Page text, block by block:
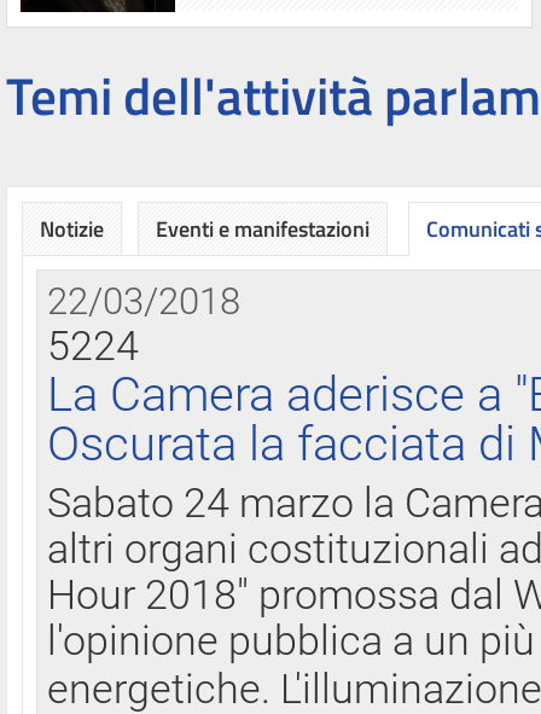
Temi dell'attività
Notizie Eventi e manifestazioni Comunicati
22/03/2018
5224
La Camera aderisce a
Oscurata la facciata di
Sabato 24 marzo la
altri organi costituzionali
Hour 2018" promossa dal
l'opinione pubblica a un
energetiche.